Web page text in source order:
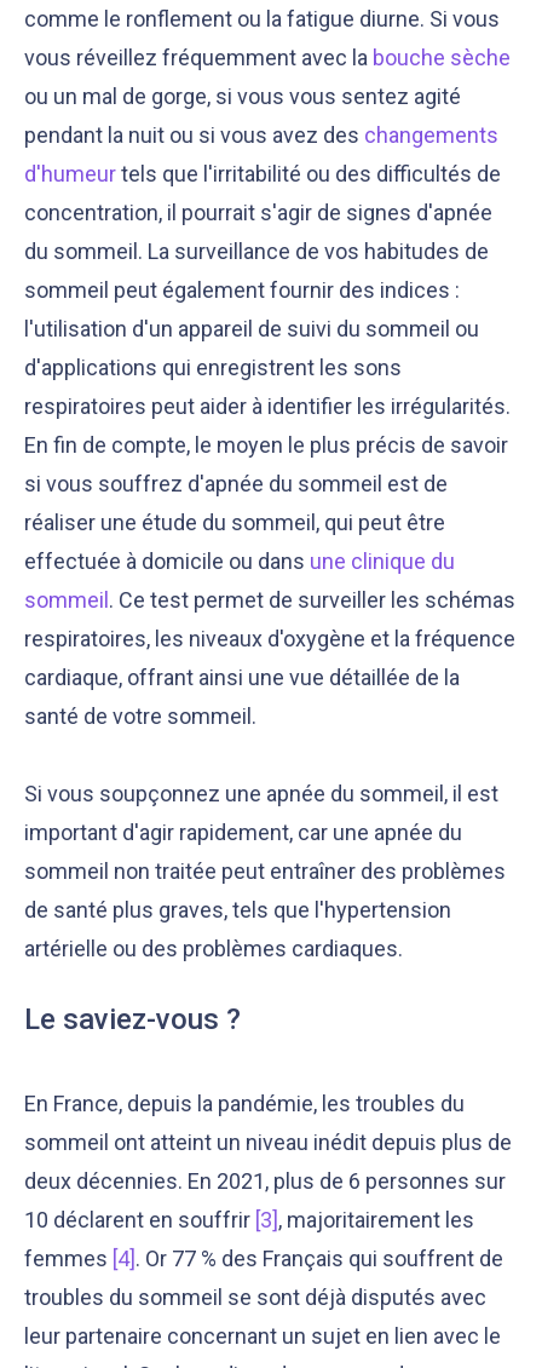
comme le ronflement ou la fatigue diurne. Si vous
vous réveillez fréquemment avec la bouche sèche
ou un mal de gorge, si vous vous sentez agité
pendant la nuit ou si vous avez des changements
d'humeurtels que l'irritabilité ou des difficultés de
concentration, il pourrait s'agir de signes d'apnée
du sommeil. La surveillance de vos habitudes de
sommeil peut également fournir des indices :
l'utilisation d'un appareil de suivi du sommeil ou
d'applications qui enregistrent les sons
respiratoires peut aider à identifier les irrégularités.
En fin de compte, le moyen le plus précis de savoir
si vous souffrez d'apnée du sommeil est de
réaliser une étude du sommeil, qui peut être
effectuée à domicile ou dans une clinique du
sommeil. Ce test permet de surveiller les schémas
respiratoires, les niveaux d'oxygène et la fréquence
cardiaque, offrant ainsi une vue détaillée de la
santé de votre sommeil.
Si vous soupçonnez une apnée du sommeil, il est
important d'agir rapidement, car une apnée du
sommeil non traitée peut entraîner des problèmes
de santé plus graves, tels que l'hypertension
artérielle ou des problèmes cardiaques.
Le saviez-vous ?
En France, depuis la pandémie, les troubles du
sommeil ont atteint un niveau inédit depuis plus de
deux décennies. En 2021, plus de 6 personnes sur
10 déclarent en souffrir [3], majoritairement les
femmes [4]. Or 77 % des Français qui souffrent de
troubles du sommeil se sont déjà disputés avec
leur partenaire concernant un sujet en lien avec le